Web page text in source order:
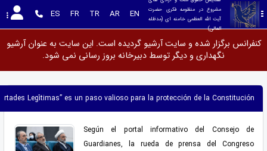
العالی)
EN
AR
TR
FR
ES
کنفرانس برگزار شده و سایت آرشیو گردیده است. این سایت به عنوان آرشیو
نگهداری و دیگر توسط دبیرخانه بروز رسانی نمی شود.
Legítimas” es un paso valioso para la protección de la Constitución
Según el portal informativo del Consejo de
Guardianes, la rueda de prensa del Congreso